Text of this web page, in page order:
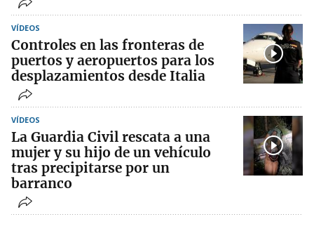
VÍDEOS
Controles en las fronteras de
puertos y aeropuertos para los
desplazamientos desde Italia
VÍDEOS
La Guardia Civil rescata a una
mujer y su hijo de un vehículo
tras precipitarse por un
barranco